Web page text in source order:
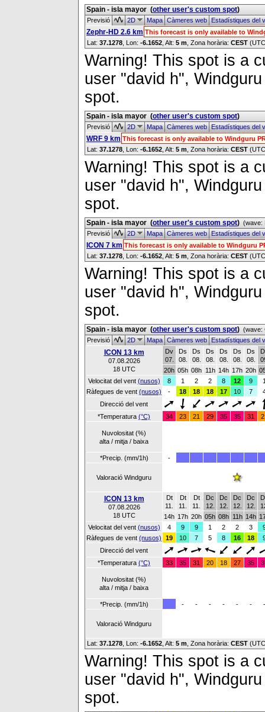
Spain - isla mayor (other user's custom spot)
Previsió 2D MapaCàmeres webEstadístiques del
Zephr-HD 2.6 km This forecast is only available to
Lat: 37.1278 , Lon: -6.1652 Alt: 5 m , Zona horària: CEST
Warning! This spot is a
user "david h",
spot.
Spain - isla mayor (other user's custom spot)
Previsió 2D MapaCàmeres webEstadístiques del
WRF 9 km This forecast is only available to Windguru
Lat: 37.1278 , Lon: -6.1652 Alt: 5 m , Zona horària: CEST
Warning! This spot is a
user "david h",
spot.
Spain - isla mayor (other user's custom spot) (wave:
Previsió
2D MapaCàmeres webEstadístiques del
ICON 7 km This forecast is only available to Windguru
Lat: 37.1278 , Lon: -6.1652 Alt: 5 m , Zona horària: CEST
Warning! This spot is a
user "david h",
spot.
Spain - isla mayor (other user's custom spot) (wave:
Previsió
2D MapaCàmeres webEstadístiques del
ICON 13 km
07.08.2026
18 UTC
Dv
07.
Ds
08.
Ds
08.
Ds
08.
Ds
08.
Ds
08.
Ds
08.
20h 05h 08h 11h 14h 17h 20h
Velocitat del vent (nusos) 8 1 2 2 8 12 9
Ràfegues de vent (nusos) - 18 18 18 17 10 7
Direcció del vent
*Temperatura (°C) 34 23 21 29 35 35 31
Nuvolositat (%)
alta / mitja / baixa
*Precip. (mm/1h) -
Valoració Windguru
ICON 13 km
07.08.2026
18 UTC
Dt
11.
Dt
11.
Dt
11.
Dc
12.
Dc
12.
Dc
12.
Dc
12.
14h 17h 20h 05h 08h 11h 14h
Velocitat del vent (nusos) 4 9 9 1 2 2 3
Ràfegues de vent (nusos) 19 10 7 5 8 16 18
Direcció del vent
*Temperatura (°C) 33 35 31 20 18 27 35
Nuvolositat (%)
alta / mitja / baixa
*Precip. (mm/1h) - - - - - - -
Valoració Windguru
Lat: 37.1278 , Lon: -6.1652 Alt: 5 m , Zona horària: CEST
Warning! This spot is a
user "david h",
spot.